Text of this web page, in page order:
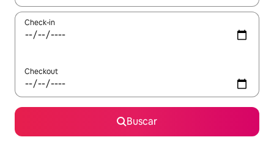
Check-in
Checkout
Buscar